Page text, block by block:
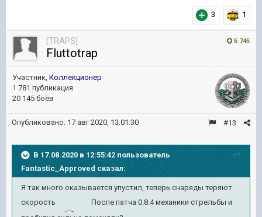
3 1
5 745
[TRAPS]
Fluttotrap
Участник, Коллекционер
1 781 публикация
20 145 боёв
#13
Опубликовано: 17 авг 2020, 13:01:30
В 17.08.2020 в 12:55:42 пользователь
Fantastic_Approved сказал:
Я так много оказывается упустил, теперь снаряды теряют
скорость
После патча 0.8.4 механики стрельбы и